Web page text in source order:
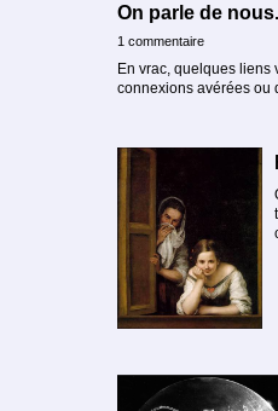
On parle de
1 commentaire
En vrac, quelques liens
connexions avérées ou